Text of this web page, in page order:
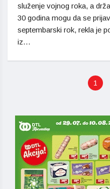
služenje vojnog roka, a
30 godina mogu da se
septembarski rok, rekla je
iz…
1